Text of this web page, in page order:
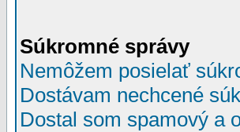
Súkromné správy
Nemôžem posielať
Dostávam nechcené
Dostal som spamový a